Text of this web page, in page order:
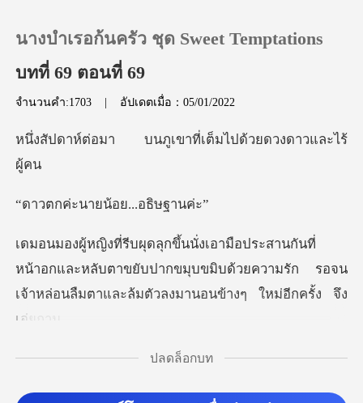
ประวัติการอ่าน
ออกจากระบบ
นางบำเรอก้นครัว ชุด Sweet Temptations
บทที่ 69 ตอนที่ 69
จำนวนคำ:1703 | อัปเดตเมื่อ：05/01/2022
บนภูเขาที่เต็มไปด้
นายน้อย...
หน้าอกและหลับตาขยับปากขมุบขมิบด้วยความรัก รอจน
เจ้าห
ฐานอะไรเ
นฉีกยิ้มกว้าง ก่อนจะหัวเร
ปลดล็อกบท